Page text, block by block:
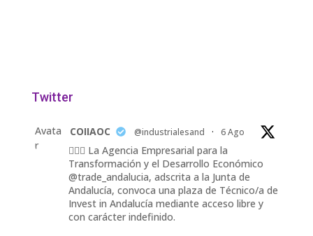
Twitter
Avata
r
COIIAOC @industrialesand · 6 Ago
👷🏽‍♀️ La Agencia Empresarial para la
Transformación y el Desarrollo Económico
@trade_andalucia, adscrita a la Junta de
Andalucía, convoca una plaza de Técnico/a de
Invest in Andalucía mediante acceso libre y
con carácter indefinido.